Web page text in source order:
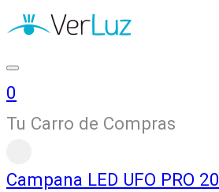
0
Tu Carro de Compras
Campana LED UFO PRO